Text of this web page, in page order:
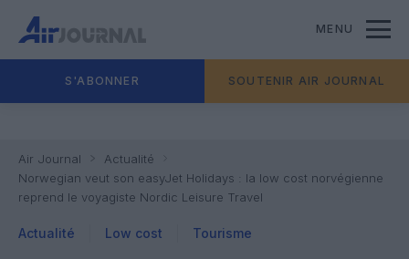
MENU
S'ABONNER SOUTENIR AIR JOURNAL
Air Journal
Actualité
Norwegian veut son easyJet Holidays : la low cost norvégienne
reprend le voyagiste Nordic Leisure Travel
Actualité Low cost Tourisme